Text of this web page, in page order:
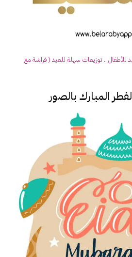
للأطفال .. توزيعات سهلة للعيد ( فراشة مع
المبارك بالصور